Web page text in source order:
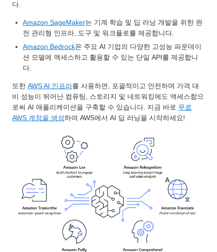
다.
Amazon SageMaker는 기계 학습 및 딥 러닝 개발을 위한 완
전 관리형 인프라, 도구 및 워크플로를 제공합니다.
Amazon Bedrock은 주요 AI 기업의 다양한 고성능 파운데이
션 모델에 액세스하고 활용할 수 있는 단일 API를 제공합니
다.
또한 AWS AI 인프라를 사용하면, 포괄적이고 안전하며 가격 대
비 성능이 뛰어난 컴퓨팅, 스토리지 및 네트워킹에도 액세스함으
로써 AI 애플리케이션을 구축할 수 있습니다. 지금 바로 무료
AWS 계정을 생성하여 AWS에서 AI 딥 러닝을 시작하세요!